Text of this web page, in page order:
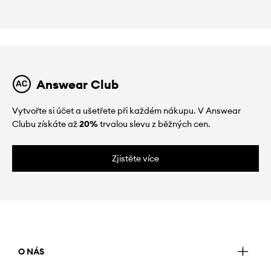
Answear Club
Vytvořte si účet a ušetřete při každém nákupu. V Answear
Clubu získáte až20%trvalou slevu z běžných cen.
Zjistěte více
O NÁS